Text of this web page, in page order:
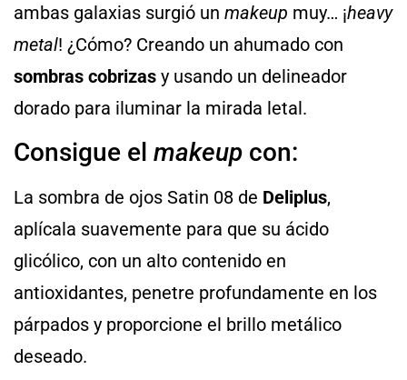
ambas galaxias surgió un makeup muy… ¡heavy
metal! ¿Cómo? Creando un ahumado con
sombras cobrizas y usando un delineador
dorado para iluminar la mirada letal.
Consigue el makeup con:
La sombra de ojos Satin 08 de Deliplus,
aplícala suavemente para que su ácido
glicólico, con un alto contenido en
antioxidantes, penetre profundamente en los
párpados y proporcione el brillo metálico
deseado.